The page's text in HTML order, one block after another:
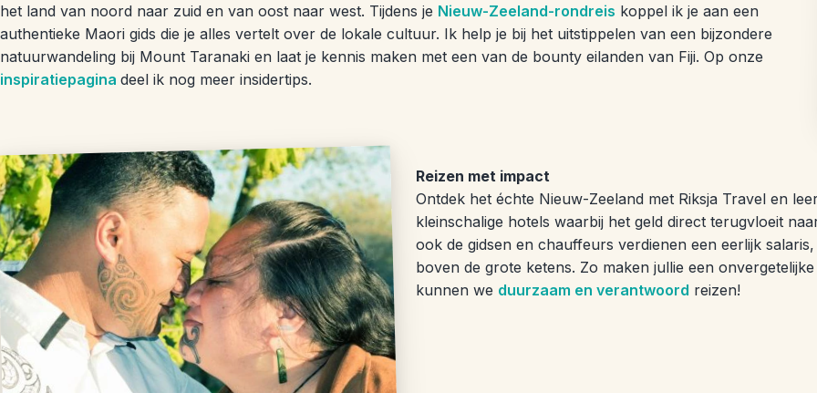
het land van noord naar zuid en van oost naar west. Tijdens je Nieuw-Zeeland-rondreis koppel ik je aan een
authentieke Maori gids die je alles vertelt over de lokale cultuur. Ik help je bij het uitstippelen van een bijzondere
natuurwandeling bij Mount Taranaki en laat je kennis maken met een van de bounty eilanden van Fiji. Op onze
inspiratiepagina deel ik nog meer insidertips.
Reizen met impact
Ontdek het échte Nieuw-Zeeland met Riksja Travel en
kleinschalige hotels waarbij het geld direct terugvloeit
ook de gidsen en chauffeurs verdienen een eerlijk
boven de grote ketens. Zo maken jullie een
kunnen we duurzaam en verantwoord reizen!